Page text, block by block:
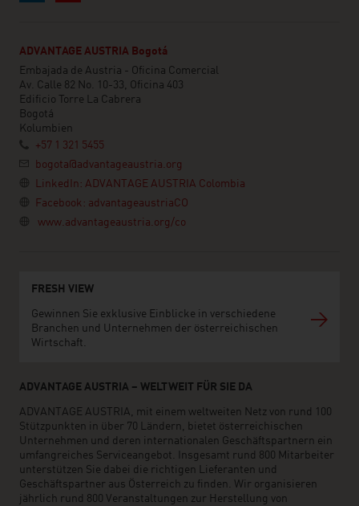
ADVANTAGE AUSTRIA Bogotá
Embajada de Austria - Oficina Comercial
Av. Calle 82 No. 10-33, Oficina 403
Edificio Torre La Cabrera
Bogotá
Kolumbien
+57 1 321 5455
bogota@advantageaustria.org
LinkedIn: ADVANTAGE AUSTRIA Colombia
Facebook: advantageaustriaCO
www.advantageaustria.org/co
FRESH VIEW
Gewinnen Sie exklusive Einblicke in verschiedene
Branchen und Unternehmen der österreichischen
Wirtschaft.
ADVANTAGE AUSTRIA – WELTWEIT FÜR SIE DA
ADVANTAGE AUSTRIA, mit einem weltweiten Netz von rund 100
Stützpunkten in über 70 Ländern, bietet österreichischen
Unternehmen und deren internationalen Geschäftspartnern ein
umfangreiches Serviceangebot. Insgesamt rund 800 Mitarbeiter
unterstützen Sie dabei die richtigen Lieferanten und
Geschäftspartner aus Österreich zu finden. Wir organisieren
jährlich rund 800 Veranstaltungen zur Herstellung von